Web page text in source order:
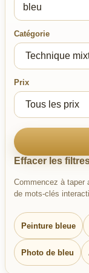
Catégorie
Prix
Effacer les
Commencez à taper
de mots-clés
Peinture bleue
Photo de bleu